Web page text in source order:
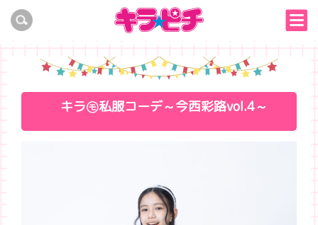
キラ㋲私服コーデ～今西彩路vol.4～